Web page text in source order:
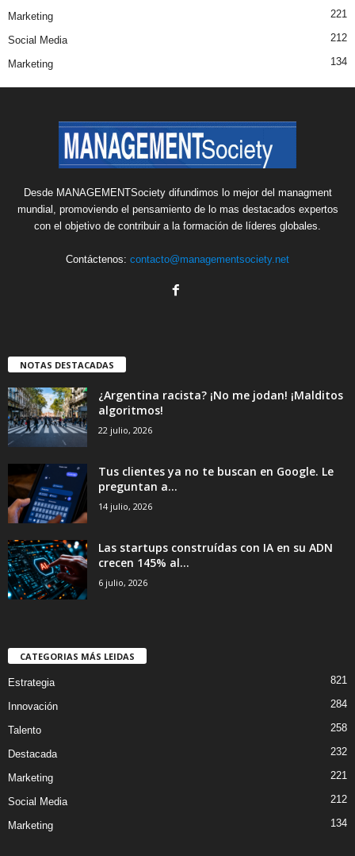
Marketing 221
Social Media 212
Marketing 134
Desde MANAGEMENTSociety difundimos lo mejor del managment
mundial, promoviendo el pensamiento de lo mas destacados expertos
con el objetivo de contribuir a la formación de líderes globales.
Contáctenos: contacto@managementsociety.net
NOTAS DESTACADAS
¿Argentina racista? ¡No me jodan! ¡Malditos
algoritmos!
22 julio, 2026
Tus clientes ya no te buscan en Google. Le
preguntan a...
14 julio, 2026
Las startups construídas con IA en su ADN
crecen 145% al...
6 julio, 2026
CATEGORIAS MÁS LEIDAS
Estrategia 821
Innovación 284
Talento 258
Destacada 232
Marketing 221
Social Media 212
Marketing 134